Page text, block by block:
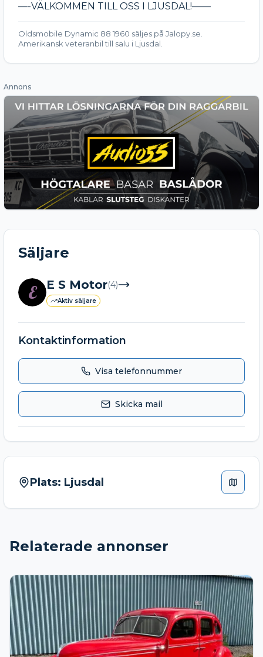
—-VÄLKOMMEN TILL OSS I LJUSDAL!——
Oldsmobile Dynamic 88 1960 säljes på Jalopy.se.
Amerikansk veteranbil till salu i Ljusdal.
Annons
Säljare
E E S Motor(4)
Aktiv säljare
Kontaktinformation
Visa telefonnummer
Skicka mail
Plats: Ljusdal
Relaterade annonser